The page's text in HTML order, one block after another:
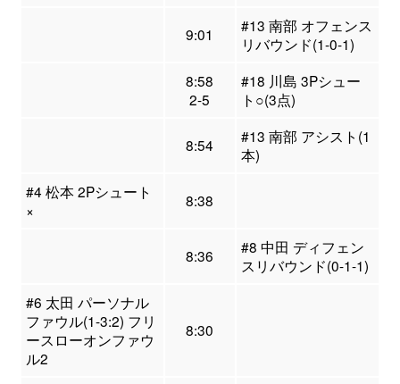
9:01
#13 南部 オフェンス
リバウンド(1-0-1)
8:58
2-5
#18 川島 3Pシュー
ト○(3点)
8:54
#13 南部 アシスト(1
本)
#4 松本 2Pシュート
×
8:38
8:36
#8 中田 ディフェン
スリバウンド(0-1-1)
#6 太田 パーソナル
ファウル(1-3:2) フリ
ースローオンファウ
ル2
8:30